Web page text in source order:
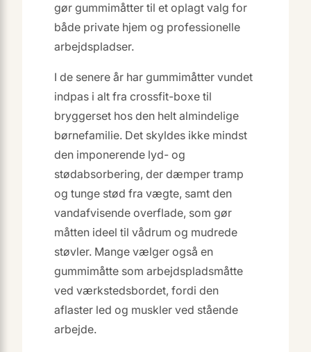
gør gummimåtter til et oplagt valg for
både private hjem og professionelle
arbejdspladser.
I de senere år har gummimåtter vundet
indpas i alt fra crossfit-boxe til
bryggerset hos den helt almindelige
børnefamilie. Det skyldes ikke mindst
den imponerende lyd- og
stødabsorbering, der dæmper tramp
og tunge stød fra vægte, samt den
vandafvisende overflade, som gør
måtten ideel til vådrum og mudrede
støvler. Mange vælger også en
gummimåtte som arbejdspladsmåtte
ved værkstedsbordet, fordi den
aflaster led og muskler ved stående
arbejde.